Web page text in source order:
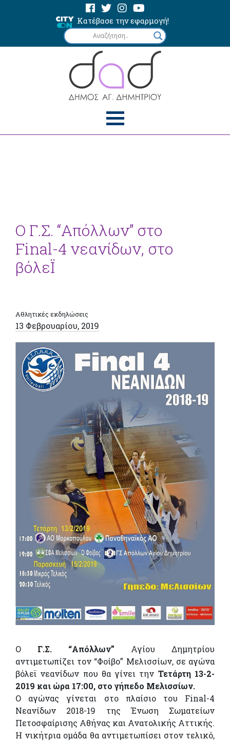
Κατέβασε την εφαρμογή!
Ο Γ.Σ. “Απόλλων” στο
Final-4 νεανίδων, στο
βόλεΪ
Αθλητικές εκδηλώσεις
13 Φεβρουαρίου, 2019
Ο Γ.Σ. “Απόλλων” Αγίου Δημητρίου
αντιμετωπίζει τον “Φοίβο” Μελισσίων, σε αγώνα
βόλεϊ νεανίδων που θα γίνει την Τετάρτη 13-2-
2019 και ώρα 17:00, στο γήπεδο Μελισσίων.
Ο αγώνας γίνεται στο πλαίσιο του Final-4
Nεανίδων 2018-19 της Ένωση Σωματείων
Πετοσφαίρισης Αθήνας και Ανατολικής Αττικής.
Η νικήτρια ομάδα θα αντιμετωπίσει στον τελικό,